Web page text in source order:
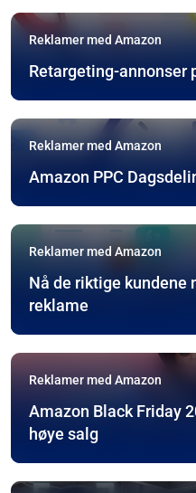
Reklamer med Amazon
Retargeting-annonser
Reklamer med Amazon
Amazon PPC
Reklamer med Amazon
Nå de riktige kundene
reklame
Reklamer med Amazon
Amazon Black Friday
høye salg